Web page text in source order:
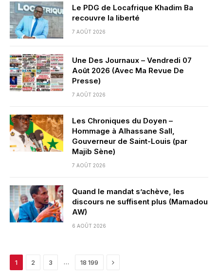
Le PDG de Locafrique Khadim Ba
recouvre la liberté
7 AOÛT 2026
Une Des Journaux – Vendredi 07
Août 2026 (Avec Ma Revue De
Presse)
7 AOÛT 2026
Les Chroniques du Doyen –
Hommage à Alhassane Sall,
Gouverneur de Saint-Louis (par
Majib Sène)
7 AOÛT 2026
Quand le mandat s’achève, les
discours ne suffisent plus (Mamadou
AW)
6 AOÛT 2026
1 2 3 … 18 199 Next